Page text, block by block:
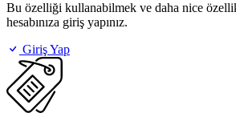
Bu özelliği kullanabilmek ve daha nice
hesabınıza giriş yapınız.
Giriş Yap